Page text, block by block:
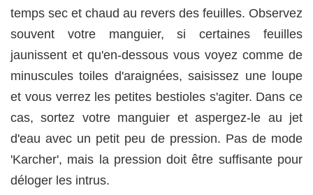
temps sec et chaud au revers des feuilles. Observez
souvent votre manguier, si certaines feuilles
jaunissent et qu'en-dessous vous voyez comme de
minuscules toiles d'araignées, saisissez une loupe
et vous verrez les petites bestioles s'agiter. Dans ce
cas, sortez votre manguier et aspergez-le au jet
d'eau avec un petit peu de pression. Pas de mode
'Karcher', mais la pression doit être suffisante pour
déloger les intrus.